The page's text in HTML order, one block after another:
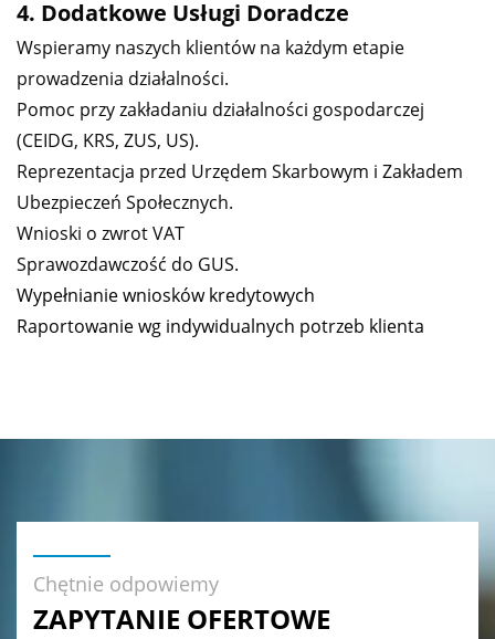
4. Dodatkowe Usługi Doradcze
Wspieramy naszych klientów na każdym etapie
prowadzenia działalności.
Pomoc przy zakładaniu działalności gospodarczej
(CEIDG, KRS, ZUS, US).
Reprezentacja przed Urzędem Skarbowym i Zakładem
Ubezpieczeń Społecznych.
Wnioski o zwrot VAT
Sprawozdawczość do GUS.
Wypełnianie wniosków kredytowych
Raportowanie wg indywidualnych potrzeb klienta
Chętnie odpowiemy
ZAPYTANIE OFERTOWE